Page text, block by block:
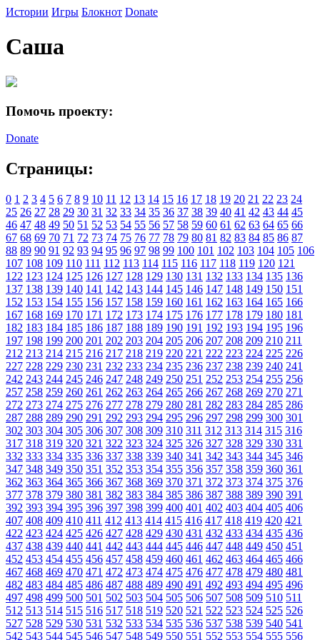
Истории Игры Блокнот Donate
Саша
Помочь проекту:
Donate
Страницы:
0 1 2 3 4 5 6 7 8 9 10 11 12 13 14 15 16 17 18 19 20 21 22 23 24
25 26 27 28 29 30 31 32 33 34 35 36 37 38 39 40 41 42 43 44 45
46 47 48 49 50 51 52 53 54 55 56 57 58 59 60 61 62 63 64 65 66
67 68 69 70 71 72 73 74 75 76 77 78 79 80 81 82 83 84 85 86 87
88 89 90 91 92 93 94 95 96 97 98 99 100 101 102 103 104 105 106
107 108 109 110 111 112 113 114 115 116 117 118 119 120 121
122 123 124 125 126 127 128 129 130 131 132 133 134 135 136
137 138 139 140 141 142 143 144 145 146 147 148 149 150 151
152 153 154 155 156 157 158 159 160 161 162 163 164 165 166
167 168 169 170 171 172 173 174 175 176 177 178 179 180 181
182 183 184 185 186 187 188 189 190 191 192 193 194 195 196
197 198 199 200 201 202 203 204 205 206 207 208 209 210 211
212 213 214 215 216 217 218 219 220 221 222 223 224 225 226
227 228 229 230 231 232 233 234 235 236 237 238 239 240 241
242 243 244 245 246 247 248 249 250 251 252 253 254 255 256
257 258 259 260 261 262 263 264 265 266 267 268 269 270 271
272 273 274 275 276 277 278 279 280 281 282 283 284 285 286
287 288 289 290 291 292 293 294 295 296 297 298 299 300 301
302 303 304 305 306 307 308 309 310 311 312 313 314 315 316
317 318 319 320 321 322 323 324 325 326 327 328 329 330 331
332 333 334 335 336 337 338 339 340 341 342 343 344 345 346
347 348 349 350 351 352 353 354 355 356 357 358 359 360 361
362 363 364 365 366 367 368 369 370 371 372 373 374 375 376
377 378 379 380 381 382 383 384 385 386 387 388 389 390 391
392 393 394 395 396 397 398 399 400 401 402 403 404 405 406
407 408 409 410 411 412 413 414 415 416 417 418 419 420 421
422 423 424 425 426 427 428 429 430 431 432 433 434 435 436
437 438 439 440 441 442 443 444 445 446 447 448 449 450 451
452 453 454 455 456 457 458 459 460 461 462 463 464 465 466
467 468 469 470 471 472 473 474 475 476 477 478 479 480 481
482 483 484 485 486 487 488 489 490 491 492 493 494 495 496
497 498 499 500 501 502 503 504 505 506 507 508 509 510 511
512 513 514 515 516 517 518 519 520 521 522 523 524 525 526
527 528 529 530 531 532 533 534 535 536 537 538 539 540 541
542 543 544 545 546 547 548 549 550 551 552 553 554 555 556